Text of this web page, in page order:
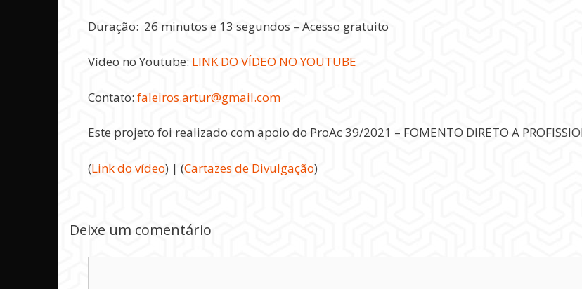
Duração: 26 minutos e 13 segundos – Acesso gratuito
Vídeo no Youtube: LINK DO VÍDEO NO YOUTUBE
Contato: faleiros.artur@gmail.com
Este projeto foi realizado com apoio do ProAc 39/2021 – FOMENTO DIRETO A
(Link do vídeo) | (Cartazes de Divulgação)
Deixe um comentário